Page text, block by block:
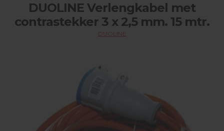
DUOLINE Verlengkabel met
contrastekker 3 x 2,5 mm. 15 mtr.
DUOLINE